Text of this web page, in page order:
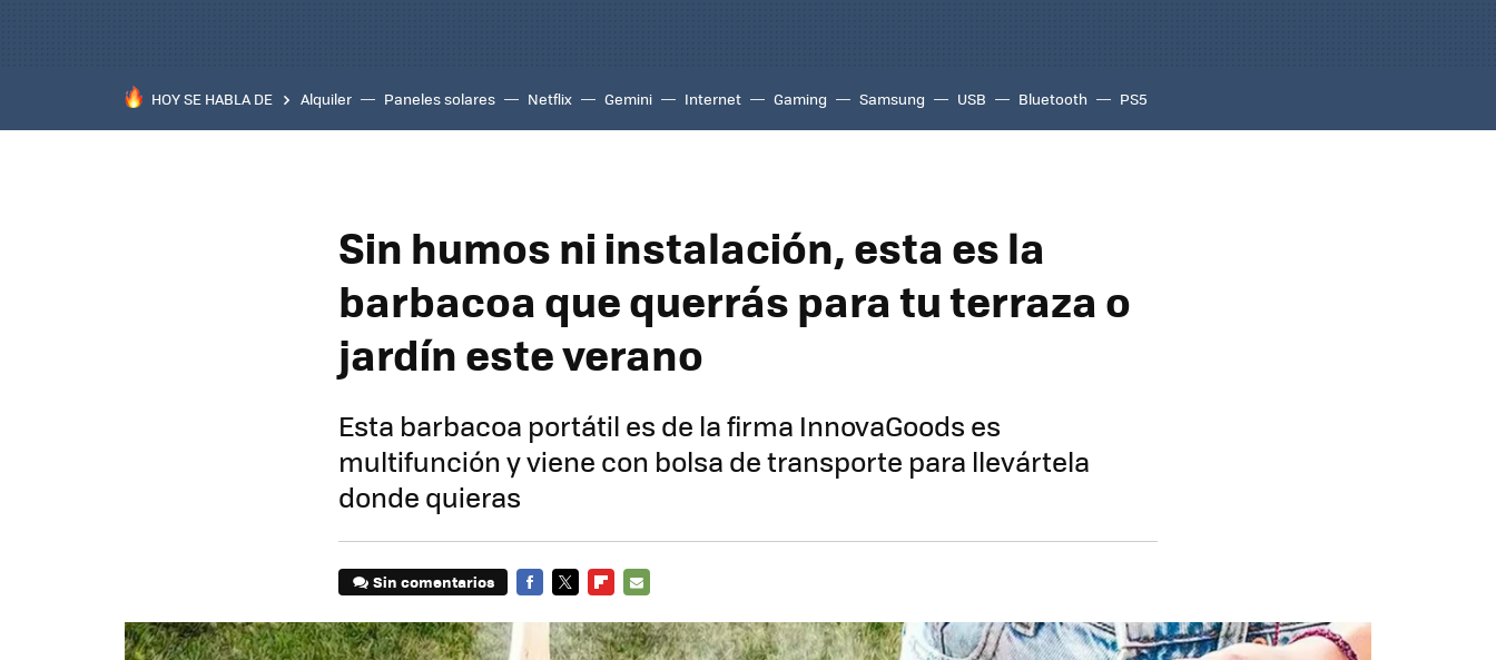
HOY SE HABLA DE Alquiler Paneles solares Netflix Gemini Internet Gaming Samsung USB Bluetooth PS5
Sin humos ni instalación, esta es la
barbacoa que querrás para tu terraza o
jardín este verano
Esta barbacoa portátil es de la firma InnovaGoods es
multifunción y viene con bolsa de transporte para llevártela
donde quieras
Sin comentarios
MAIL